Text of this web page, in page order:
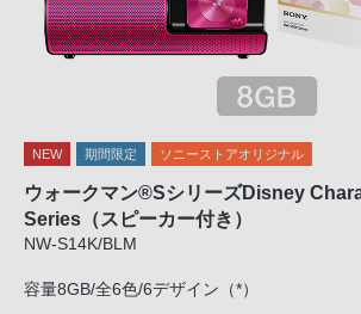
NEW 期間限定 ソニーストアオリジナル
ウォークマン®SシリーズDisney
Series（スピーカー付き）
NW-S14K/BLM
容量8GB/全6色/6デザイン（*）